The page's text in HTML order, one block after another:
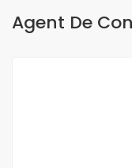
Agent De